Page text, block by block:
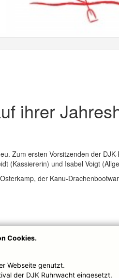
ihrer
Zum ersten Vorsitzenden der
(Kassiererin) und Isabel Voigt
der Kanu-
Cookies.
Webseite genutzt.
der DJK Ruhrwacht eingesetzt.